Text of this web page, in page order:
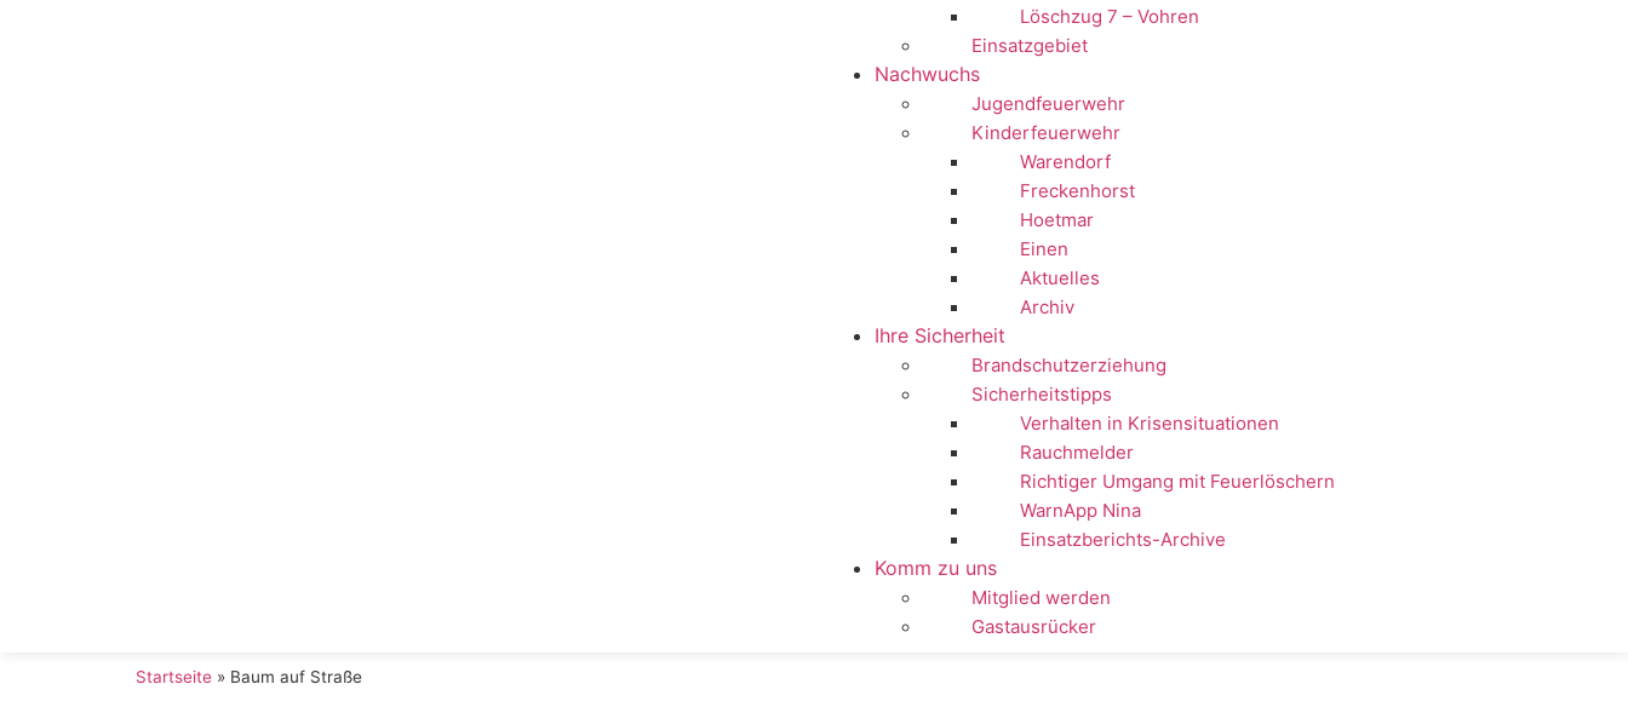
Löschzug 7 – Vohren
Einsatzgebiet
Nachwuchs
Jugendfeuerwehr
Kinderfeuerwehr
Warendorf
Freckenhorst
Hoetmar
Einen
Aktuelles
Archiv
Ihre Sicherheit
Brandschutzerziehung
Sicherheitstipps
Verhalten in Krisensituationen
Rauchmelder
Richtiger Umgang mit Feuerlöschern
WarnApp Nina
Einsatzberichts-Archive
Komm zu uns
Mitglied werden
Gastausrücker
Startseite » Baum auf Straße